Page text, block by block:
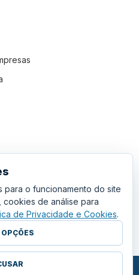
para o funcionamento do site
cookies de análise para
de Privacidade e Cookies.